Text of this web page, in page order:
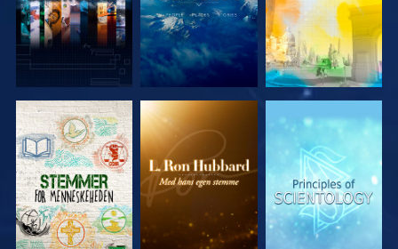
UDFORSK
SERIEN
UDFORSK
SERIEN
UDFORSK
SERIEN